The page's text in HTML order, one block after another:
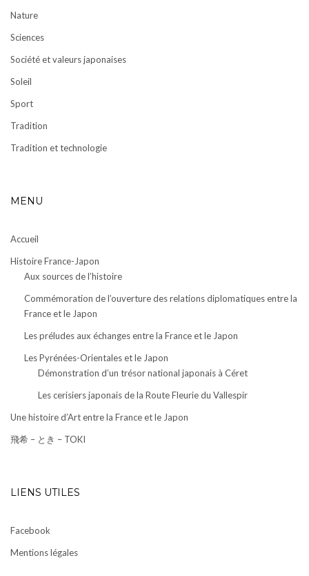
Nature
Sciences
Société et valeurs japonaises
Soleil
Sport
Tradition
Tradition et technologie
MENU
Accueil
Histoire France-Japon
Aux sources de l’histoire
Commémoration de l’ouverture des relations diplomatiques entre la
France et le Japon
Les préludes aux échanges entre la France et le Japon
Les Pyrénées-Orientales et le Japon
Démonstration d’un trésor national japonais à Céret
Les cerisiers japonais de la Route Fleurie du Vallespir
Une histoire d’Art entre la France et le Japon
飛希 – とき – TOKI
LIENS UTILES
Facebook
Mentions légales